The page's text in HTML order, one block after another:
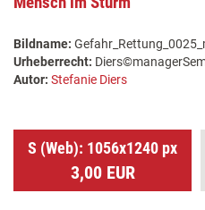
Bildname:
Urheberrecht:
Autor: Stefanie Diers
S (Web): 1056x1240 px
3,00 EUR